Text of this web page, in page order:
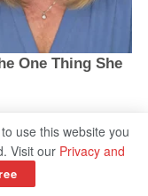
use this website you
Visit our Privacy and